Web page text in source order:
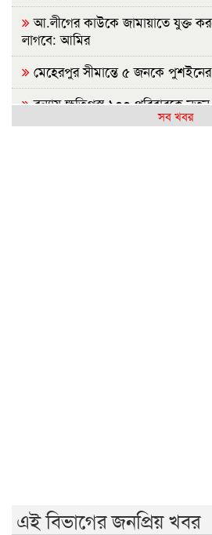
আ.লীগের কাউকে জামায়াতে যুক্ত
লাগবে: আমির
মেহেরপুর সীমান্তে ৫ জনকে পুশইনের
বন্যায় ক্ষতিগ্রস্ত ১০০ পরিবারকে নতুন
সব খবর
এই বিভাগের জনপ্রিয় খবর